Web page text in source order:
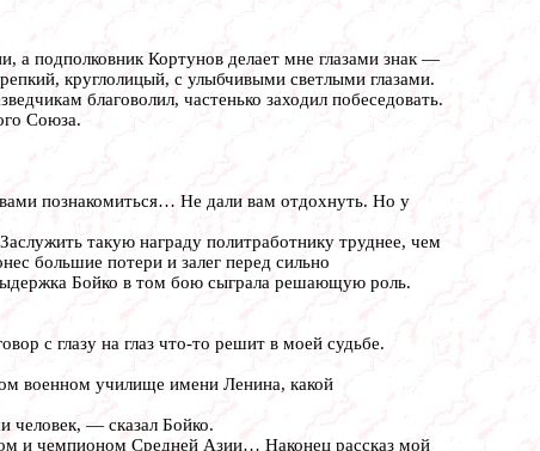
подполковник Кортунов делает мне глазами знак —
круглолицый, с улыбчивыми светлыми глазами.
благоволил, частенько заходил побеседовать.
Союза.
познакомиться… Не дали вам отдохнуть. Но у
такую награду политработнику труднее, чем
большие потери и залег перед сильно
Бойко в том бою сыграла решающую роль.
с глазу на глаз что-то решит в моей судьбе.
военном училище имени Ленина, какой
— сказал Бойко.
и чемпионом Средней Азии… Наконец рассказ мой